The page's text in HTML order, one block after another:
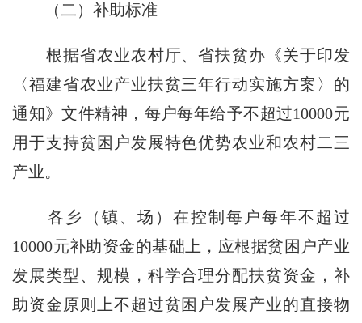
（二）补助标准
根据省农业农村厅、省扶贫办《关于印发
〈福建省农业产业扶贫三年行动实施方案〉的
通知》文件精神，每户每年给予不超过10000元
用于支持贫困户发展特色优势农业和农村二三
产业。
各乡（镇、场）在控制每户每年不超过
10000元补助资金的基础上，应根据贫困户产业
发展类型、规模，科学合理分配扶贫资金，补
助资金原则上不超过贫困户发展产业的直接物